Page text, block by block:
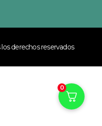
derechos reservados
0